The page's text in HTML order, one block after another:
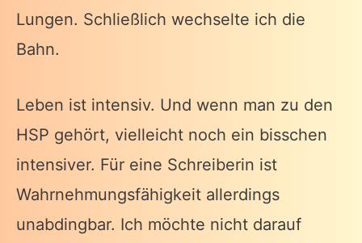
Lungen. Schließlich wechselte ich die
Bahn.
Leben ist intensiv. Und wenn man zu den
HSP gehört, vielleicht noch ein bisschen
intensiver. Für eine Schreiberin ist
Wahrnehmungsfähigkeit allerdings
unabdingbar. Ich möchte nicht darauf